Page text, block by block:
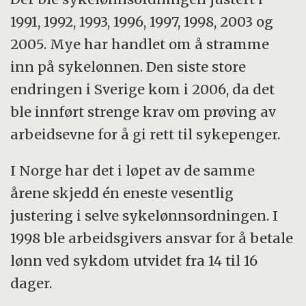
overstiger en halv G.
Etter 50 uker med sykepenger kan pasienten
få det som nå kalles
arbeidsavklaringspenger (tidligere
attføringspenger, rehabiliteringspenger eller
tidsbegrenset uførestønad). Et annet
alternativ er varig uførepensjon.
Kilder: Wikipedia og Lov om folketrygd
være «forsvarlig fra samme tidspunkt å
sløyfe bestemmelsene om karenstid, å
fastsette kompensasjonen til 100 prosent av
arbeidsinntekten og å gjennomføre
egenmelding.» Likevel var det akkurat slik
det ble.
Både i Norge og Sverige fikk ansatte disse
sjenerøse sykelønnsordningene.
I Sverige tok det slutt fra 1990-tallet. Da var
det krise i svensk økonomi, og den svenske
regjeringen satte hardt mot hardt overfor
organisasjonene i arbeidslivet. De første av
1991, 1992, 1993, 1996, 1997, 1998, 2003 og
2005. Mye har handlet om å stramme
inn på sykelønnen. Den siste store
endringen i Sverige kom i 2006, da det
ble innført strenge krav om prøving av
arbeidsevne for å gi rett til sykepenger.
I Norge har det i løpet av de samme
årene skjedd én eneste vesentlig
justering i selve sykelønnsordningen. I
1998 ble arbeidsgivers ansvar for å betale
lønn ved sykdom utvidet fra 14 til 16
dager.